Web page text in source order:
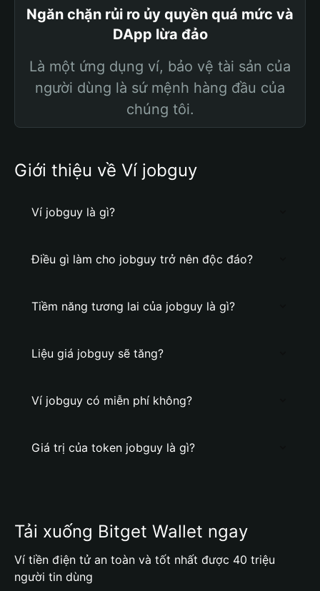
Ngăn chặn rủi ro ủy quyền quá mức và
DApp lừa đảo
Là một ứng dụng ví, bảo vệ tài sản của
người dùng là sứ mệnh hàng đầu của
chúng tôi.
Giới thiệu về Ví jobguy
Ví jobguy là gì?
Điều gì làm cho jobguy trở nên độc đáo?
Tiềm năng tương lai của jobguy là gì?
Liệu giá jobguy sẽ tăng?
Ví jobguy có miễn phí không?
Giá trị của token jobguy là gì?
Tải xuống Bitget Wallet ngay
Ví tiền điện tử an toàn và tốt nhất được 40 triệu
người tin dùng